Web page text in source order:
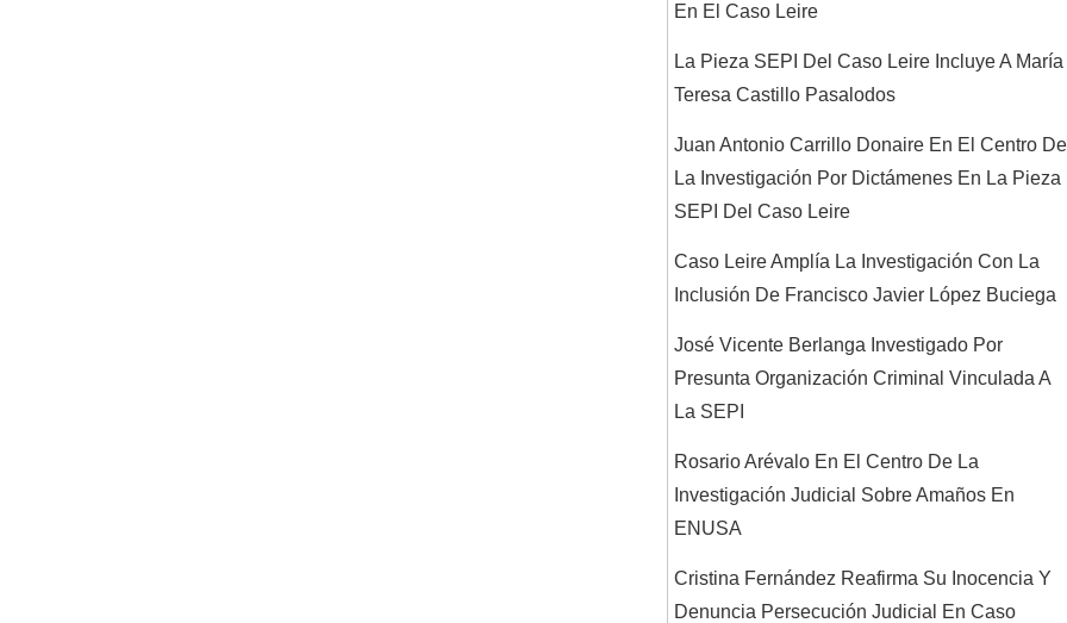
En El Caso Leire
La Pieza SEPI Del Caso Leire Incluye A María
Teresa Castillo Pasalodos
Juan Antonio Carrillo Donaire En El Centro De
La Investigación Por Dictámenes En La Pieza
SEPI Del Caso Leire
Caso Leire Amplía La Investigación Con La
Inclusión De Francisco Javier López Buciega
José Vicente Berlanga Investigado Por
Presunta Organización Criminal Vinculada A
La SEPI
Rosario Arévalo En El Centro De La
Investigación Judicial Sobre Amaños En
ENUSA
Cristina Fernández Reafirma Su Inocencia Y
Denuncia Persecución Judicial En Caso